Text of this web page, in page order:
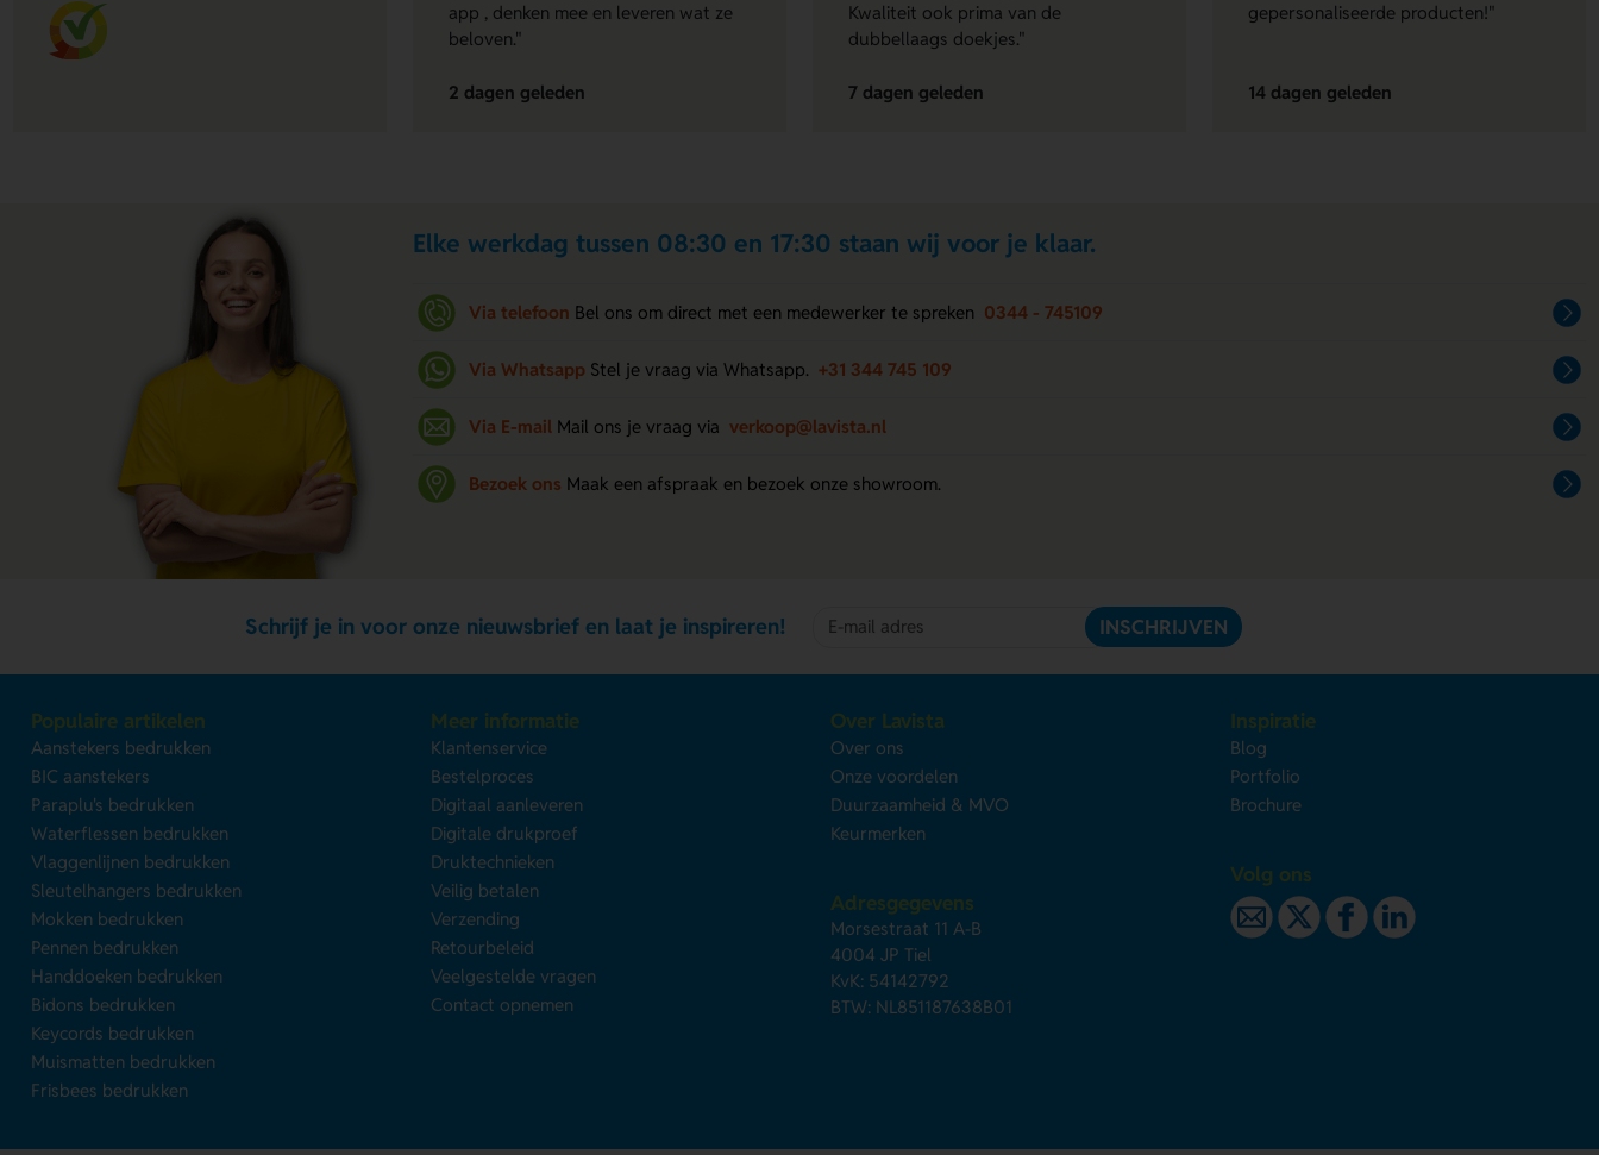
app , denken mee en leveren wat ze
beloven."
2 dagen geleden
Kwaliteit ook prima van de
dubbellaags doekjes."
7 dagen geleden
gepersonaliseerde producten!"
14 dagen geleden
Elke werkdag tussen 08:30 en 17:30 staan wij voor je klaar.
Via telefoon Bel ons om direct met een medewerker te spreken 0344 - 745109
Via Whatsapp Stel je vraag via Whatsapp. +31 344 745 109
Via E-mail Mail ons je vraag via verkoop@lavista.nl
Bezoek ons Maak een afspraak en bezoek onze showroom.
Schrijf je in voor onze nieuwsbrief en laat je inspireren! INSCHRIJVEN
Populaire artikelen
Aanstekers bedrukken
BIC aanstekers
Paraplu's bedrukken
Waterflessen bedrukken
Vlaggenlijnen bedrukken
Sleutelhangers bedrukken
Mokken bedrukken
Pennen bedrukken
Handdoeken bedrukken
Bidons bedrukken
Keycords bedrukken
Muismatten bedrukken
Frisbees bedrukken
Meer informatie
Klantenservice
Bestelproces
Digitaal aanleveren
Digitale drukproef
Druktechnieken
Veilig betalen
Verzending
Retourbeleid
Veelgestelde vragen
Contact opnemen
Over Lavista
Over ons
Onze voordelen
Duurzaamheid & MVO
Keurmerken
Adresgegevens
Morsestraat 11 A-B
4004 JP Tiel
KvK: 54142792
BTW: NL851187638B01
Inspiratie
Blog
Portfolio
Brochure
Volg ons